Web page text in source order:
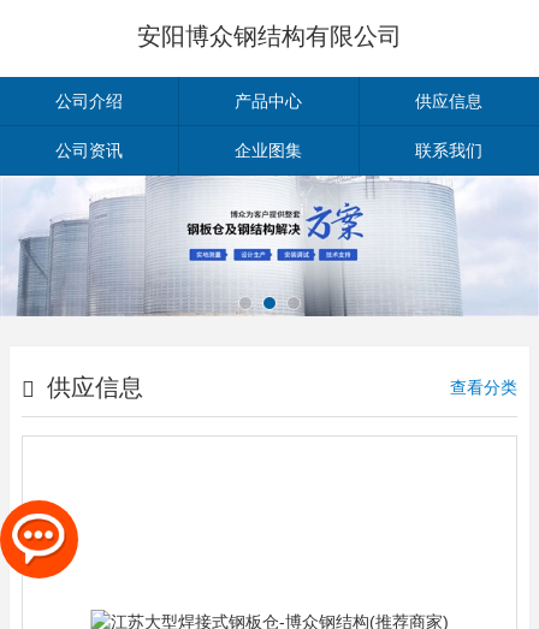
安阳博众钢结构有限公司
公司介绍 产品中心 供应信息
公司资讯 企业图集 联系我们
供应信息 查看分类